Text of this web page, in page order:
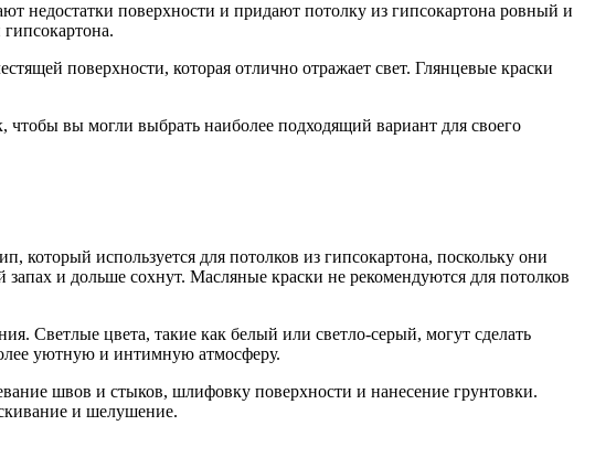
недостатки поверхности и придают потолку из гипсокартона ровный и
поверхности, которая отлично отражает свет. Глянцевые краски
вы могли выбрать наиболее подходящий вариант для своего
который используется для потолков из гипсокартона, поскольку они
и дольше сохнут. Масляные краски не рекомендуются для потолков
Светлые цвета, такие как белый или светло-серый, могут сделать
уютную и интимную атмосферу.
швов и стыков, шлифовку поверхности и нанесение грунтовки.
и шелушение.